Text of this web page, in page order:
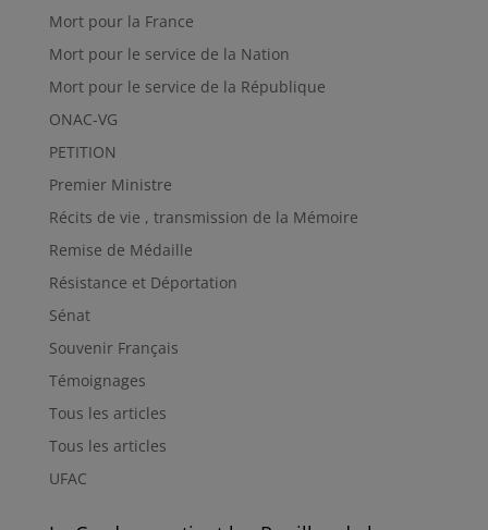
Mort pour la France
Mort pour le service de la Nation
Mort pour le service de la République
ONAC-VG
PETITION
Premier Ministre
Récits de vie , transmission de la Mémoire
Remise de Médaille
Résistance et Déportation
Sénat
Souvenir Français
Témoignages
Tous les articles
Tous les articles
UFAC